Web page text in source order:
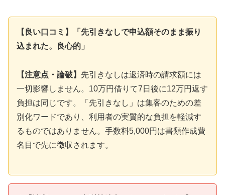
【良い口コミ】「先引きなしで申込額そのまま振り
込まれた。良心的」
【注意点・論破】 先引きなしは返済時の請求額には
一切影響しません。10万円借りて7日後に12万円返す
負担は同じです。「先引きなし」は集客のための差
別化ワードであり、利用者の実質的な負担を軽減す
るものではありません。手数料5,000円は書類作成費
名目で先に徴収されます。